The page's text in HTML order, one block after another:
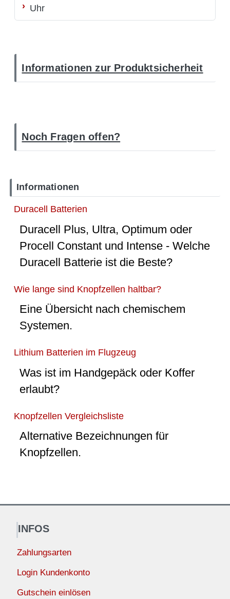
Uhr
Informationen zur Produktsicherheit
Noch Fragen offen?
Informationen
Duracell Batterien
Duracell Plus, Ultra, Optimum oder
Procell Constant und Intense - Welche
Duracell Batterie ist die Beste?
Wie lange sind Knopfzellen haltbar?
Eine Übersicht nach chemischem
Systemen.
Lithium Batterien im Flugzeug
Was ist im Handgepäck oder Koffer
erlaubt?
Knopfzellen Vergleichsliste
Alternative Bezeichnungen für
Knopfzellen.
INFOS
Zahlungsarten
Login Kundenkonto
Gutschein einlösen